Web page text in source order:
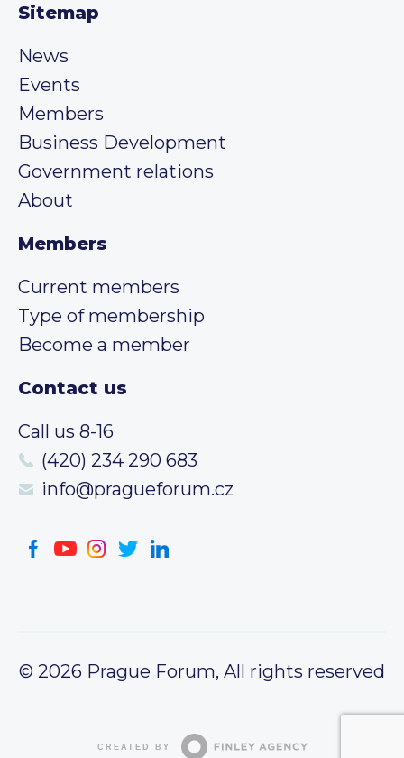
Sitemap
News
Events
Members
Business Development
Government relations
About
Members
Current members
Type of membership
Become a member
Contact us
Call us 8-16
(420) 234 290 683
info@pragueforum.cz
© 2026 Prague Forum, All rights reserved
CREATED BY